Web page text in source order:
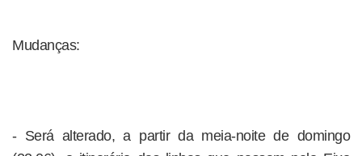
Mudanças:
- Será alterado, a partir da meia-noite de domingo